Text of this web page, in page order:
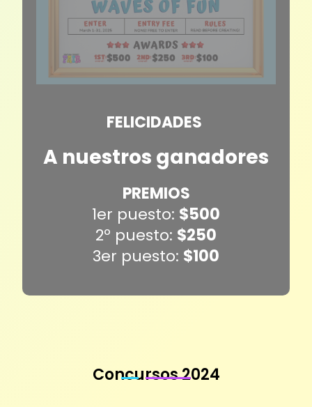
FELICIDADES
A nuestros ganadores
PREMIOS
1er puesto: $500
2º puesto: $250
3er puesto: $100
Concursos 2024